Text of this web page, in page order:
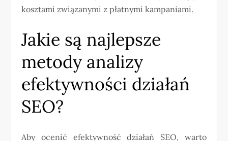
kosztami związanymi z płatnymi kampaniami.
Jakie są najlepsze
metody analizy
efektywności działań
SEO?
Aby ocenić efektywność działań SEO, warto